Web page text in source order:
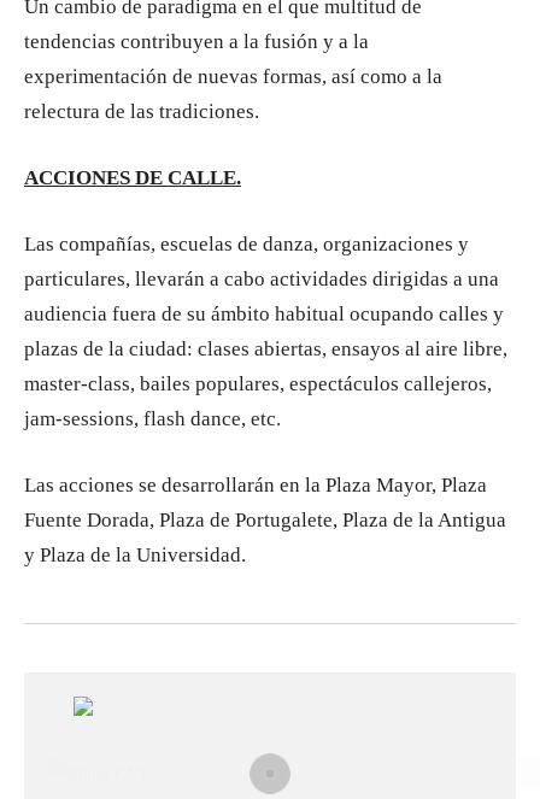
Un cambio de paradigma en el que multitud de
tendencias contribuyen a la fusión y a la
experimentación de nuevas formas, así como a la
relectura de las tradiciones.
ACCIONES DE CALLE.
Las compañías, escuelas de danza, organizaciones y
particulares, llevarán a cabo actividades dirigidas a una
audiencia fuera de su ámbito habitual ocupando calles y
plazas de la ciudad: clases abiertas, ensayos al aire libre,
master-class, bailes populares, espectáculos callejeros,
jam-sessions, flash dance, etc.
Las acciones se desarrollarán en la Plaza Mayor, Plaza
Fuente Dorada, Plaza de Portugalete, Plaza de la Antigua
y Plaza de la Universidad.